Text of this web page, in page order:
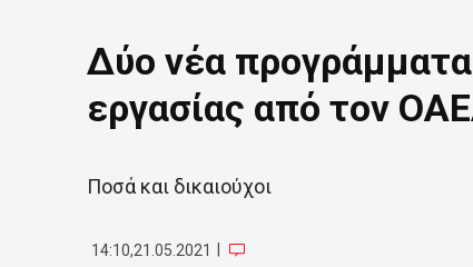
Δύο νέα προγράμματα
εργασίας από τον
Ποσά και δικαιούχοι
14:10,21.05.2021